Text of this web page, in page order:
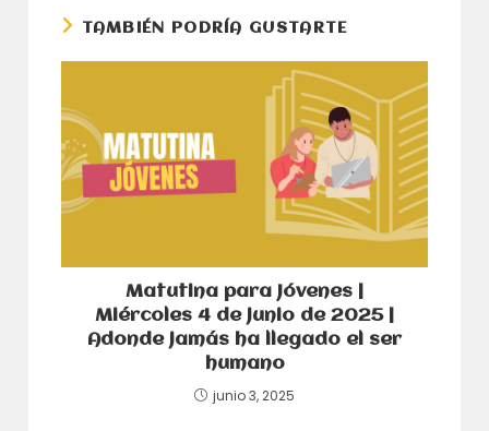
TAMBIÉN PODRÍA GUSTARTE
Matutina para Jóvenes |
Miércoles 4 de junio de 2025 |
Adonde jamás ha llegado el ser
humano
junio 3, 2025